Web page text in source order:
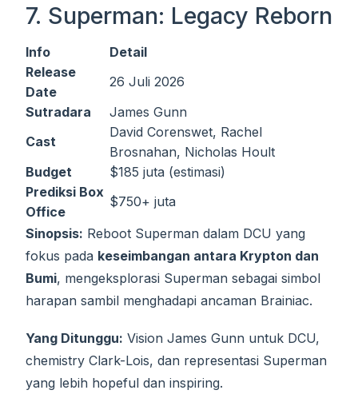
7. Superman: Legacy Reborn
Info
Detail
Release
Date
26 Juli 2026
Sutradara
James Gunn
Cast
David Corenswet, Rachel
Brosnahan, Nicholas Hoult
Budget
$185 juta (estimasi)
Prediksi Box
Office
$750+ juta
Sinopsis: Reboot Superman dalam DCU yang
fokus pada keseimbangan antara Krypton dan
Bumi, mengeksplorasi Superman sebagai simbol
harapan sambil menghadapi ancaman Brainiac.
Yang Ditunggu: Vision James Gunn untuk DCU,
chemistry Clark-Lois, dan representasi Superman
yang lebih hopeful dan inspiring.